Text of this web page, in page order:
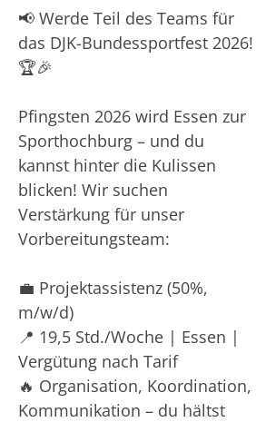
📢 Werde Teil des Teams für
das DJK-Bundessportfest 2026!
🏆🎉
Pfingsten 2026 wird Essen zur
Sporthochburg – und du
kannst hinter die Kulissen
blicken! Wir suchen
Verstärkung für unser
Vorbereitungsteam:
💼 Projektassistenz (50%,
m/w/d)
📍 19,5 Std./Woche | Essen |
Vergütung nach Tarif
🔥 Organisation, Koordination,
Kommunikation – du hältst
DJK Sportverband
Diözesanverband Essen e.V.
Planckstr. 42
0201 23 59 60
info@djkessen.de